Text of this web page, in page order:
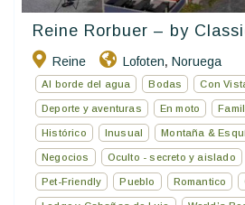
Reine Rorbuer – by
Reine Lofoten, Noruega
Al borde del agua Bodas Con
Deporte y aventuras En moto
Histórico Inusual Montaña &
Negocios Oculto - secreto y aislado
Pet-Friendly Pueblo Romantico